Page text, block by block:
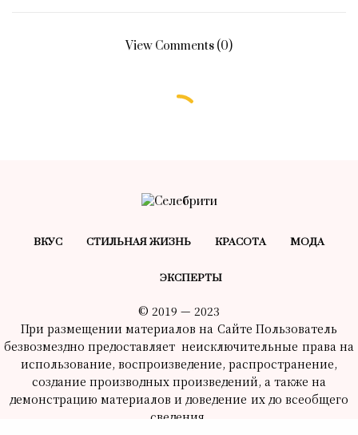
View Comments (0)
оригинальный рецепт самого
28.10.2024